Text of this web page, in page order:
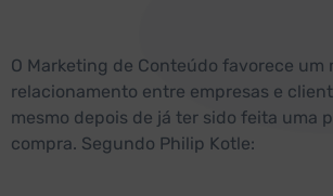
O Marketing de Conteúdo favorece um
relacionamento entre empresas e
mesmo depois de já ter sido feita uma
compra. Segundo Philip Kotle: